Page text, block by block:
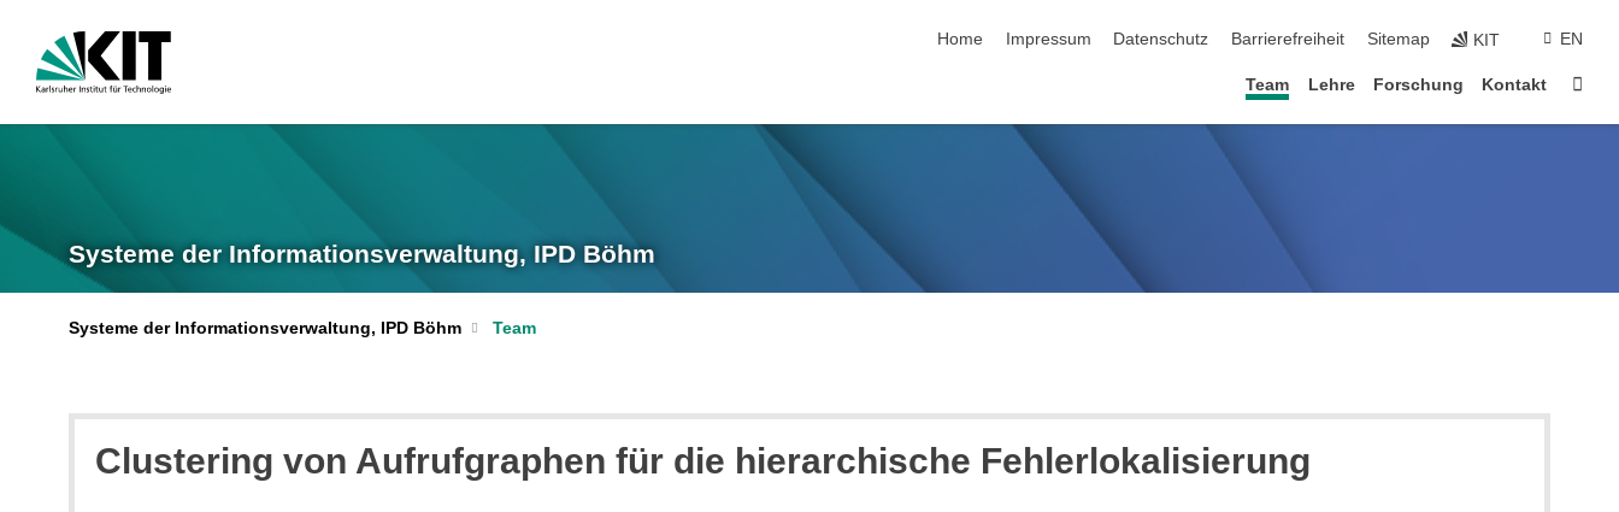
Home
Impressum Datenschutz Barrierefreiheit Sitemap KIT EN
Team Lehre Forschung Kontakt
Systeme der Informationsverwaltung, IPD Böhm
Systeme der Informationsverwaltung, IPD Böhm Team
Clustering von Aufrufgraphen für die hierarchische Fehlerlokalisierung